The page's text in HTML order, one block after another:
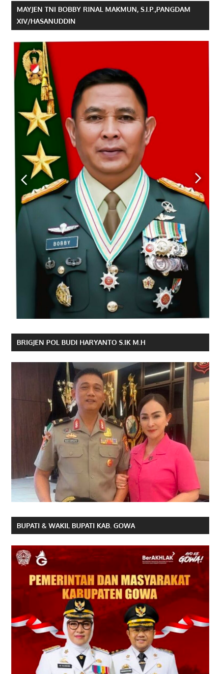
MAYJEN TNI BOBBY RINAL MAKMUN, S.I.P.,PANGDAM
XIV/HASANUDDIN
BRIGJEN POL BUDI HARYANTO S.IK M.H
BUPATI & WAKIL BUPATI KAB. GOWA